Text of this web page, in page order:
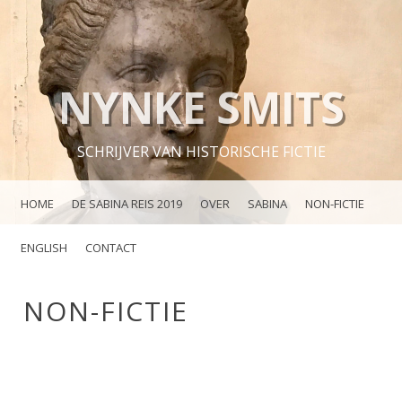
NYNKE SMITS
SCHRIJVER VAN HISTORISCHE FICTIE
MENU
SKIP TO CONTENT
HOME DE SABINA REIS 2019 OVER SABINA NON-FICTIE
ENGLISH CONTACT
NON-FICTIE